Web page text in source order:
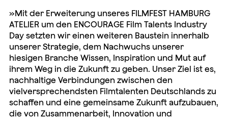
»Mit der Erweiterung unseres FILMFEST HAMBURG
ATELIER um den ENCOURAGE Film Talents Industry
Day setzten wir einen weiteren Baustein innerhalb
unserer Strategie, dem Nachwuchs unserer
hiesigen Branche Wissen, Inspiration und Mut auf
ihrem Weg in die Zukunft zu geben. Unser Ziel ist es,
nachhaltige Verbindungen zwischen den
vielversprechendsten Filmtalenten Deutschlands zu
schaffen und eine gemeinsame Zukunft aufzubauen,
die von Zusammenarbeit, Innovation und